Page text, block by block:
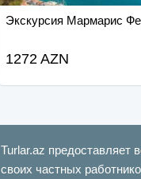
Экскурсия Мармарис
1272 AZN
Turlar.az предоставляет
своих частных